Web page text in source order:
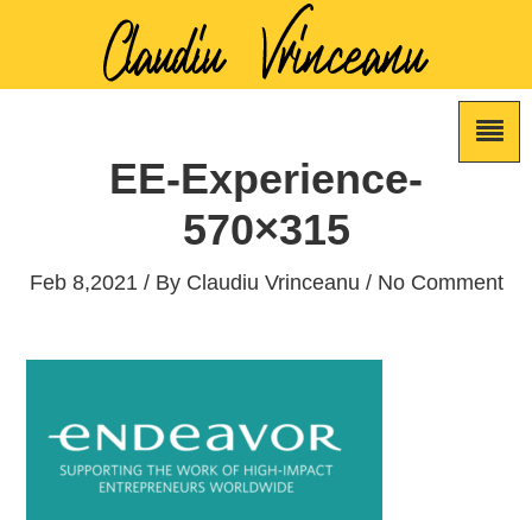
EE-Experience-
570×315
Feb 8,2021 / By Claudiu Vrinceanu / No Comment